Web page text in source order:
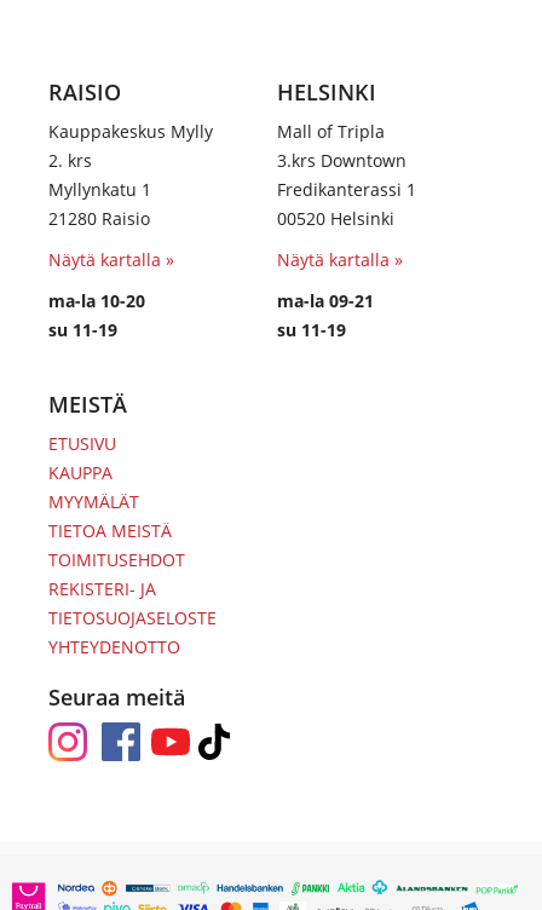
RAISIO
Kauppakeskus Mylly
2. krs
Myllynkatu 1
21280 Raisio
Näytä kartalla »
ma-la 10-20
su 11-19
HELSINKI
Mall of Tripla
3.krs Downtown
Fredikanterassi 1
00520 Helsinki
Näytä kartalla »
ma-la 09-21
su 11-19
MEISTÄ
ETUSIVU
KAUPPA
MYYMÄLÄT
TIETOA MEISTÄ
TOIMITUSEHDOT
REKISTERI- JA
TIETOSUOJASELOSTE
YHTEYDENOTTO
Seuraa meitä